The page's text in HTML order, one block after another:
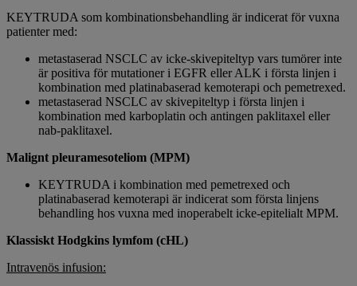
KEYTRUDA som kombinationsbehandling är indicerat för vuxna
patienter med:
metastaserad NSCLC av icke-skivepiteltyp vars tumörer inte
är positiva för mutationer i EGFR eller ALK i första linjen i
kombination med platinabaserad kemoterapi och pemetrexed.
metastaserad NSCLC av skivepiteltyp i första linjen i
kombination med karboplatin och antingen paklitaxel eller
nab-paklitaxel.
Malignt pleuramesoteliom (MPM)
KEYTRUDA i kombination med pemetrexed och
platinabaserad kemoterapi är indicerat som första linjens
behandling hos vuxna med inoperabelt icke-epitelialt MPM.
Klassiskt Hodgkins lymfom (cHL)
Intravenös infusion: